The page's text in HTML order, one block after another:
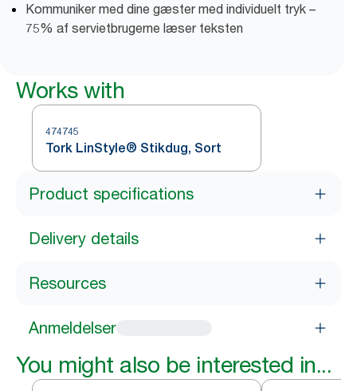
Kommuniker med dine gæster med individuelt tryk –
75% af servietbrugerne læser teksten
Works with
474745
Tork LinStyle® Stikdug, Sort
Product specifications
Delivery details
Resources
Anmeldelser
You might also be interested in...